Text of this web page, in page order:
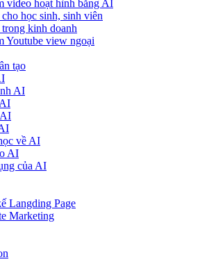
video hoạt hình bằng AI
học sinh, sinh viên
kinh doanh
Youtube view ngoại
tạo
AI
về AI
AI
của AI
Langding Page
Marketing